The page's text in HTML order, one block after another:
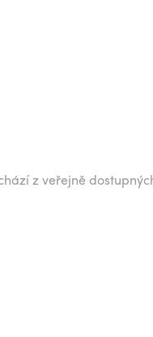
z veřejně